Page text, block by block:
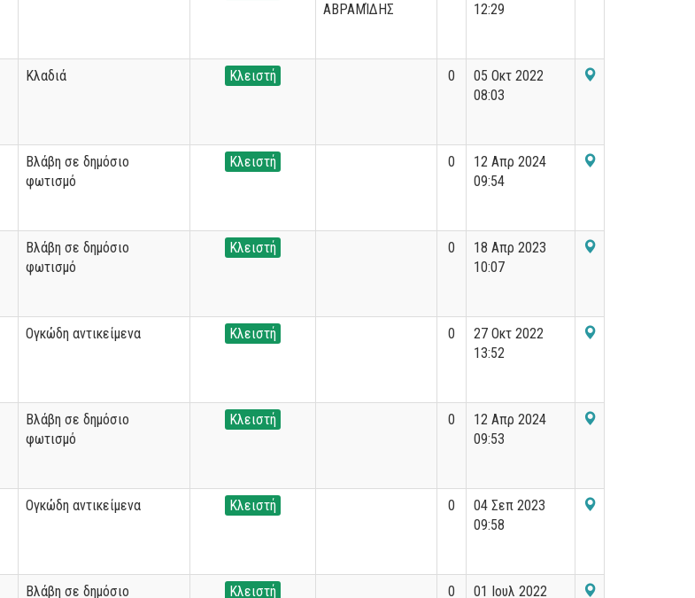
ΑΒΡΑΜΊΔΗΣ
12:29
Κλαδιά Κλειστή 0
05 Οκτ 2022
08:03
Βλάβη σε δημόσιο
φωτισμό
Κλειστή 0
12 Απρ 2024
09:54
Βλάβη σε δημόσιο
φωτισμό
Κλειστή 0
18 Απρ 2023
10:07
Ογκώδη αντικείμενα Κλειστή 0
27 Οκτ 2022
13:52
Βλάβη σε δημόσιο
φωτισμό
Κλειστή 0
12 Απρ 2024
09:53
Ογκώδη αντικείμενα Κλειστή 0
04 Σεπ 2023
09:58
Βλάβη σε δημόσιο
Κλειστή 0
01 Ιουλ 2022